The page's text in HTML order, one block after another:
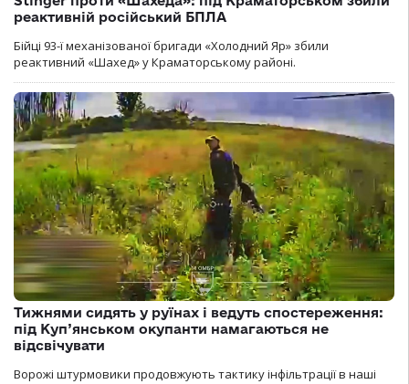
реактивній російський БПЛА
Бійці 93-ї механізованої бригади «Холодний Яр» збили
реактивний «Шахед» у Краматорському районі.
Тижнями сидять у руїнах і ведуть спостереження:
під Куп’янськом окупанти намагаються не
відсвічувати
Ворожі штурмовики продовжують тактику інфільтрації в наші